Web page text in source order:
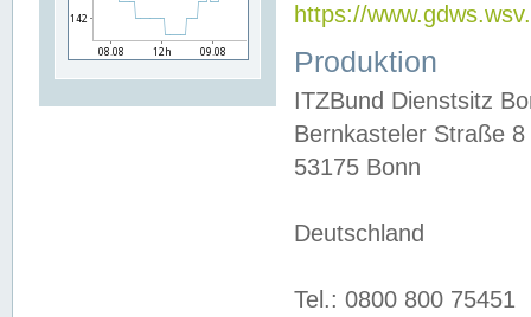
https://
Produktion
ITZBund Dienstsitz
Bernkasteler Straße 8
53175 Bonn
Deutschland
Tel.: 0800 800 75451